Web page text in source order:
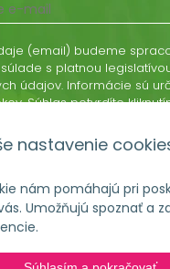
nastavenie
nám pomáhajú pri
Umožňujú spoznať a
(email) budeme
s platnou
údajov. Informácie sú
Súhlas potvrdíte
emailom alebo kliknutím
emailu.